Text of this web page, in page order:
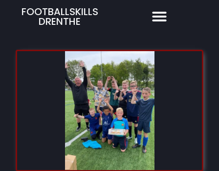
FOOTBALLSKILLS
DRENTHE